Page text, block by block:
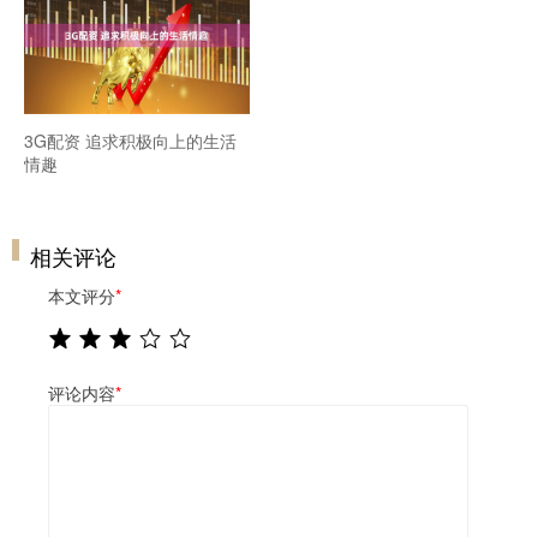
3G配资 追求积极向上的生活
情趣
相关评论
本文评分*
评论内容*